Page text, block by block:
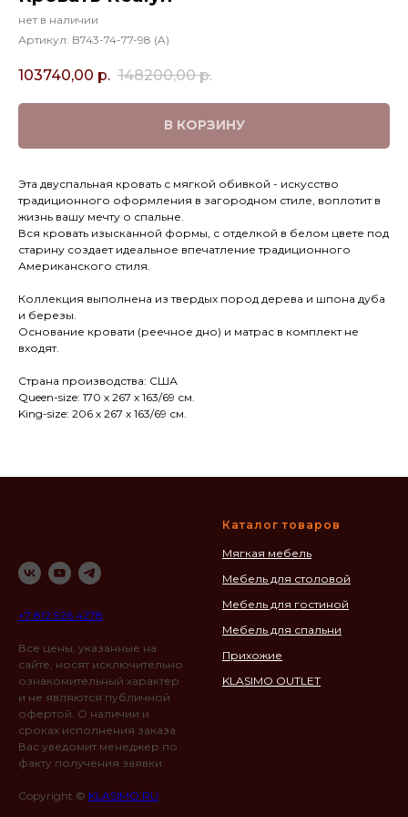
нет в наличии
Артикул: B743-74-77-98 (A)
103740,00 р. 148200,00 р.
В КОРЗИНУ
Эта двуспальная кровать с мягкой обивкой - искусство
традиционного оформления в загородном стиле, воплотит в
жизнь вашу мечту о спальне.
Вся кровать изысканной формы, с отделкой в белом цвете под
старину создает идеальное впечатление традиционного
Американского стиля.
Коллекция выполнена из твердых пород дерева и шпона дуба
и березы.
Основание кровати (реечное дно) и матрас в комплект не
входят.
Страна производства: США
Queen-size: 170 х 267 х 163/69 см.
King-size: 206 х 267 х 163/69 см.
+7 812 926 4278
Все цены, указанные на
сайте, носят исключительно
ознакомительный характер
и не являются публичной
офертой. О наличии и
сроках исполнения заказа
Вас уведомит менеджер по
факту получения заявки.
Copyright © KLASIMO.RU
Каталог товаров
Мягкая мебель
Мебель для столовой
Мебель для гостиной
Мебель для спальни
Прихожие
KLASIMO OUTLET